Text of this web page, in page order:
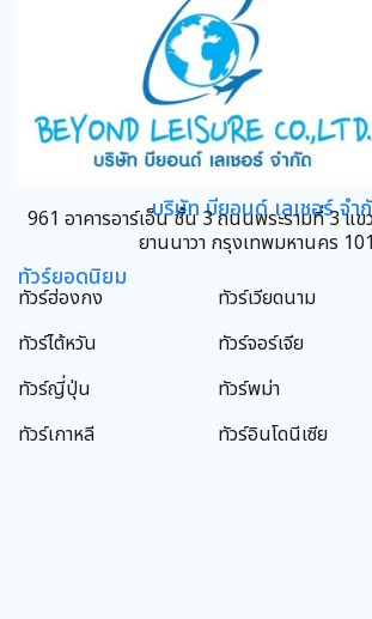
บริษัท บียอนด์ เลเชอร์ จำ
961 อาคารอาร์เอ็น ชั้น 3 ถนนพระรามที่ 3 แข
ยานนาวา กรุงเทพมหานคร
ทัวร์ยอดนิยม
ทัวร์ฮ่องกง
ทัวร์ไต้หวัน
ทัวร์ญี่ปุ่น
ทัวร์เกาหลี
ทัวร์เวียดนาม
ทัวร์จอร์เจีย
ทัวร์พม่า
ทัวร์อินโดนีเซีย